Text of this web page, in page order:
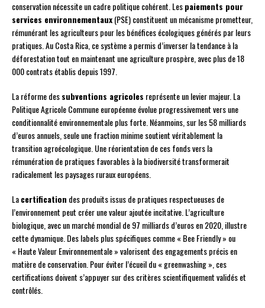
conservation nécessite un cadre politique cohérent. Lespaiements pour
services environnementaux(PSE) constituent un mécanisme prometteur,
rémunérant les agriculteurs pour les bénéfices écologiques générés par leurs
pratiques. Au Costa Rica, ce système a permis d’inverser la tendance à la
déforestation tout en maintenant une agriculture prospère, avec plus de 18
000 contrats établis depuis 1997.
La réforme dessubventions agricoles représente un levier majeur. La
Politique Agricole Commune européenne évolue progressivement vers une
conditionnalité environnementale plus forte. Néanmoins, sur les 58 milliards
d’euros annuels, seule une fraction minime soutient véritablement la
transition agroécologique. Une réorientation de ces fonds vers la
rémunération de pratiques favorables à la biodiversité transformerait
radicalement les paysages ruraux européens.
Lacertification des produits issus de pratiques respectueuses de
l’environnement peut créer une valeur ajoutée incitative. L’agriculture
biologique, avec un marché mondial de 97 milliards d’euros en 2020, illustre
cette dynamique. Des labels plus spécifiques comme « Bee Friendly » ou
« Haute Valeur Environnementale » valorisent des engagements précis en
matière de conservation. Pour éviter l’écueil du « greenwashing », ces
certifications doivent s’appuyer sur des critères scientifiquement validés et
contrôlés.